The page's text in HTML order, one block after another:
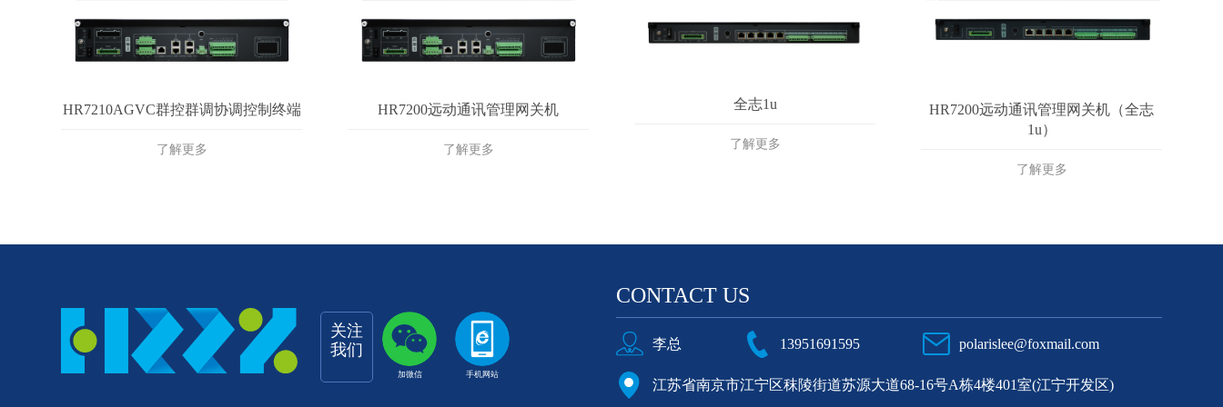
HR7210AGVC群控群调协调控制终端
了解更多
HR7200远动通讯管理网关机
了解更多
全志1u
了解更多
HR7200远动通讯管理网关机（全志
1u）
了解更多
关注
我们
加微信 手机网站
CONTACT US
李总 13951691595 polarislee@foxmail.com
江苏省南京市江宁区秣陵街道苏源大道68-16号A栋4楼401室(江宁开发区)